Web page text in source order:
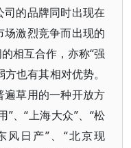
的品牌同时出现在
激烈竞争而出现的
相互合作，亦称“强
也有其相对优势。
草用的一种开放方
”、“上海大众”、“松
风日产”、“北京现